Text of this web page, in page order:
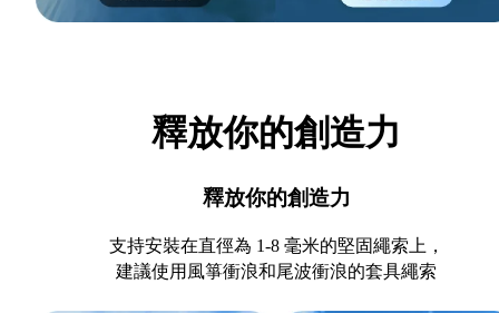
釋放你的創造力
釋放你的創造力
支持安裝在直徑為 1-8 毫米的堅固繩索上，
建議使用風箏衝浪和尾波衝浪的套具繩索